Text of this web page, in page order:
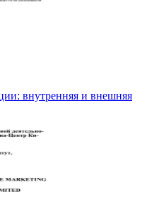
внутренняя и внешняя